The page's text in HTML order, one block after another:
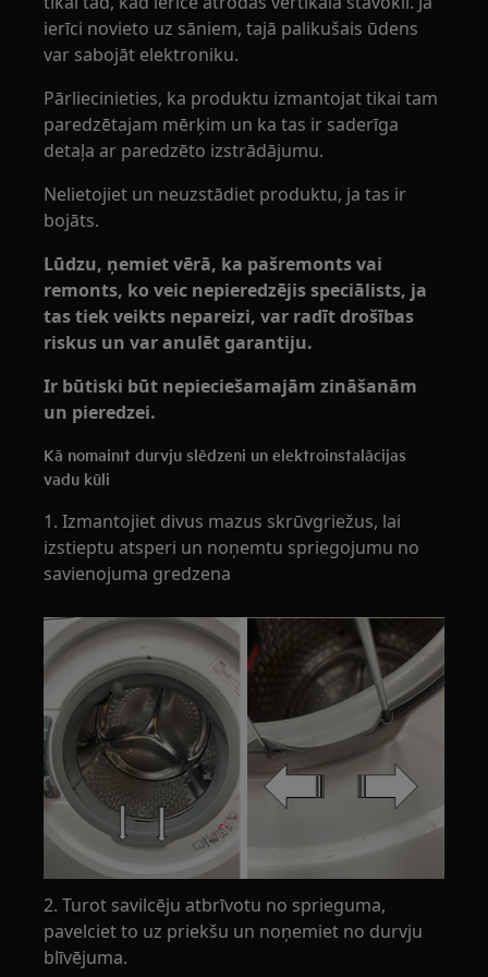
ierīci novieto uz sāniem, tajā palikušais ūdens
var sabojāt elektroniku.
Pārliecinieties, ka produktu izmantojat tikai tam
paredzētajam mērķim un ka tas ir saderīga
detaļa ar paredzēto izstrādājumu.
Nelietojiet un neuzstādiet produktu, ja tas ir
bojāts.
Lūdzu, ņemiet vērā, ka pašremonts vai
remonts, ko veic nepieredzējis speciālists, ja
tas tiek veikts nepareizi, var radīt drošības
riskus un var anulēt garantiju.
Ir būtiski būt nepieciešamajām zināšanām
un pieredzei.
Kā nomainīt durvju slēdzeni un elektroinstalācijas
vadu kūli
1. Izmantojiet divus mazus skrūvgriežus, lai
izstieptu atsperi un noņemtu spriegojumu no
savienojuma gredzena
2. Turot savilcēju atbrīvotu no sprieguma,
pavelciet to uz priekšu un noņemiet no durvju
blīvējuma.